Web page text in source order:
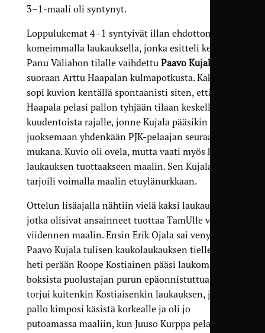
3–1-maali oli syntynyt.
Loppulukemat 4–1 syntyivät illan ehdottomasti
komeimmalla laukauksella, jonka esitteli kentälle
Panu Väliahon tilalle vaihdettu Paavo Kujala
suoraan Arttu Haapalan kulmapotkusta. Kaksikko
sopi kuvion kentällä spontaanisti siten, että
Haapala pelasi pallon tyhjään tilaan keskelle
kuudentoista rajalle, jonne Kujala pääsikin
juoksemaan yhdenkään PJK-pelaajan seuraamatta
mukana. Kuvio oli ovela, mutta vaati myös hyvän
laukauksen tuottaakseen maalin. Sen Kujala
tarjoili voimalla maalin etuylänurkkaan.
Ottelun lisäajalla nähtiin vielä kaksi laukausta,
jotka olisivat ansainneet tuottaa TamUlle vielä
viidennen maalin. Ensin Erik Ojala sai venyä
Paavo Kujala tulisen kaukolaukauksen tielle, ja
heti perään Roope Kostiainen pääsi laukomaan
boksista puolustajan purun epäonnistuttua. Ojala
torjui kuitenkin Kostiaisenkin laukauksen, joskin
pallo kimposi käsistä korkealle ja oli jo
putoamassa maaliin, kun Juuso Kurppa pelasti